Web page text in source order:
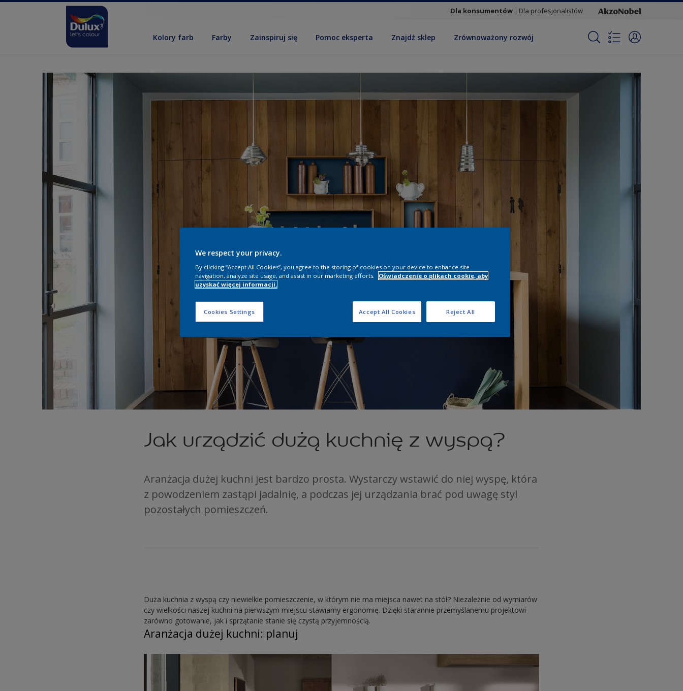
Dla konsumentów Dla profesjonalistów
Kolory farb Farby Zainspiruj się Pomoc eksperta Znajdź sklep Zrównoważony rozwój
Jak urządzić dużą kuchnię z wyspą?
Aranżacja dużej kuchni jest bardzo prosta. Wystarczy wstawić do niej wyspę, która
z powodzeniem zastąpi jadalnię, a podczas jej urządzania brać pod uwagę styl
pozostałych pomieszczeń.
Duża kuchnia z wyspą czy niewielkie pomieszczenie, w którym nie ma miejsca nawet na stół? Niezależnie od wymiarów
czy wielkości naszej kuchni na pierwszym miejscu stawiamy ergonomię. Dzięki starannie przemyślanemu projektowi
zarówno gotowanie, jak i sprzątanie stanie się czystą przyjemnością.
Aranżacja dużej kuchni: planuj
We respect your privacy.
By clicking “Accept All Cookies”, you agree to the storing of cookies on your device to enhance site
navigation, analyze site usage, and assist in our marketing efforts.
Oświadczenie o plikach cookie, aby
uzyskać więcej informacji.
Cookies Settings Reject All
Accept All Cookies